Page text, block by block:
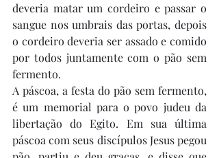
deveria matar um cordeiro e passar o
sangue nos umbrais das portas, depois
o cordeiro deveria ser assado e comido
por todos juntamente com o pão sem
fermento.
A páscoa, a festa do pão sem fermento,
é um memorial para o povo judeu da
libertação do Egito. Em sua última
páscoa com seus discípulos Jesus pegou